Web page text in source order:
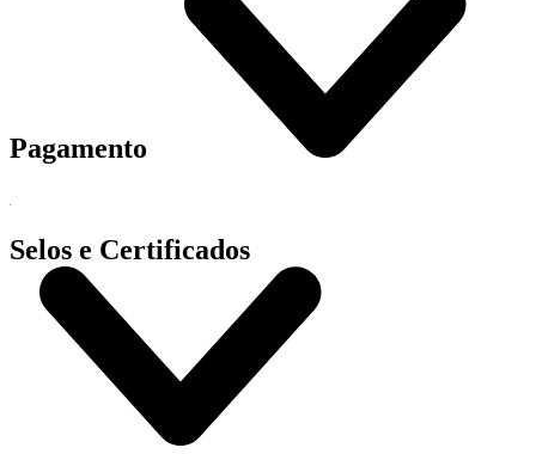
Pagamento
Selos e Certificados